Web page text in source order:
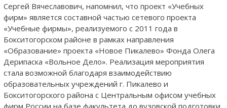
Сергей Вячеславович, напомнил, что проект «Учебных
фирм» является составной частью сетевого проекта
«Учебные фирмы», реализуемого с 2011 года в
Бокситогорском районе в рамках направления
«Образование» проекта «Новое Пикалево» Фонда Олега
Дерипаска «Вольное Дело». Реализация мероприятия
стала возможной благодаря взаимодействию
образовательных учреждений г. Пикалево и
Бокситогорского района с Центральным офисом учебных
фирм России на базе факультета до вузовской подготовки